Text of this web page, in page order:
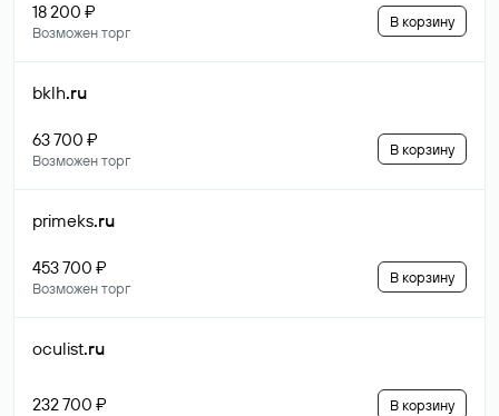
18 200 ₽
Возможен торг
В корзину
bklh.ru
63 700 ₽
Возможен торг
В корзину
primeks.ru
453 700 ₽
Возможен торг
В корзину
oculist.ru
232 700 ₽ В корзину